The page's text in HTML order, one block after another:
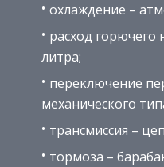
охлаждение –
расход горючего
литра;
переключение
механического
трансмиссия –
тормоза –